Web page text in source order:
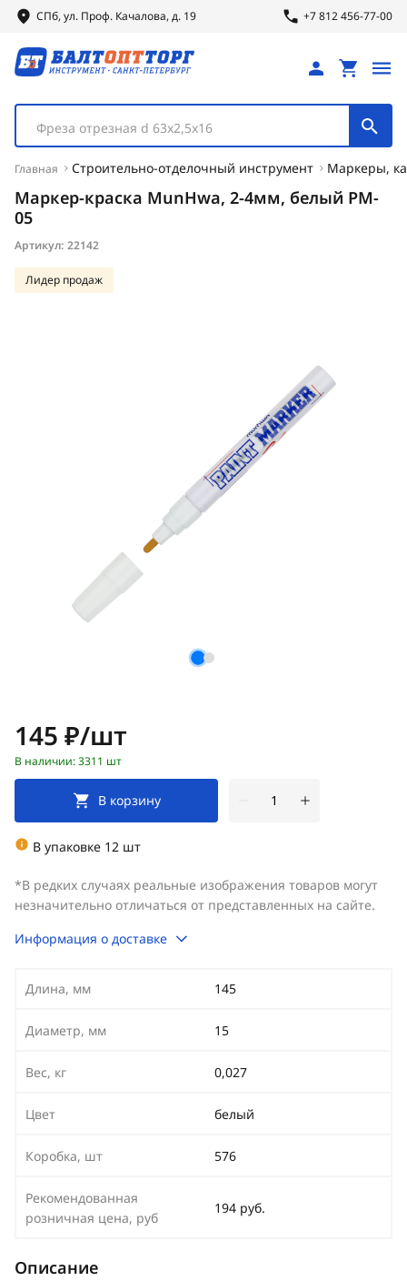
СПб, ул. Проф. Качалова, д. 19 +7 812 456-77-00
Фреза отрезная d 63х2,5х16
Главная Строительно-отделочный инструмент Маркеры,
Маркер-краска MunHwa, 2-4мм, белый PM-
05
Артикул: 22142
Цена:
145 ₽/шт
В наличии: 3311 шт
В корзину
В упаковке 12 шт
*В редких случаях реальные изображения товаров могут
незначительно отличаться от представленных на сайте.
Информация о доставке
Длина, мм 145
Диаметр, мм 15
Вес, кг 0,027
Цвет белый
Коробка, шт 576
Рекомендованная
розничная цена, руб
194 руб.
Лидер продаж
Описание